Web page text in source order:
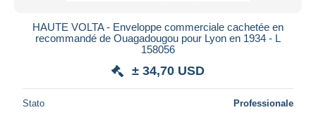
HAUTE VOLTA - Enveloppe commerciale cachetée en
recommandé de Ouagadougou pour Lyon en 1934 - L
158056
± 34,70 USD
Stato Professionale